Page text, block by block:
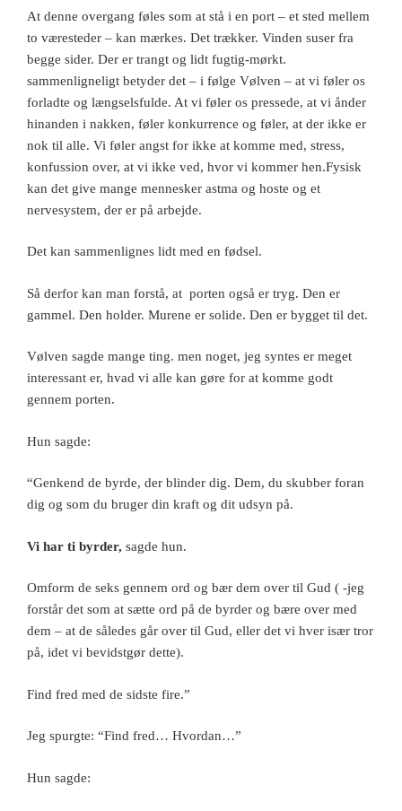
At denne overgang føles som at stå i en port – et sted mellem
to væresteder – kan mærkes. Det trækker. Vinden suser fra
begge sider. Der er trangt og lidt fugtig-mørkt.
sammenligneligt betyder det – i følge Vølven – at vi føler os
forladte og længselsfulde. At vi føler os pressede, at vi ånder
hinanden i nakken, føler konkurrence og føler, at der ikke er
nok til alle. Vi føler angst for ikke at komme med, stress,
konfussion over, at vi ikke ved, hvor vi kommer hen.Fysisk
kan det give mange mennesker astma og hoste og et
nervesystem, der er på arbejde.
Det kan sammenlignes lidt med en fødsel.
Så derfor kan man forstå, at porten også er tryg. Den er
gammel. Den holder. Murene er solide. Den er bygget til det.
Vølven sagde mange ting. men noget, jeg syntes er meget
interessant er, hvad vi alle kan gøre for at komme godt
gennem porten.
Hun sagde:
“Genkend de byrde, der blinder dig. Dem, du skubber foran
dig og som du bruger din kraft og dit udsyn på.
Vi har ti byrder, sagde hun.
Omform de seks gennem ord og bær dem over til Gud ( -jeg
forstår det som at sætte ord på de byrder og bære over med
dem – at de således går over til Gud, eller det vi hver især tror
på, idet vi bevidstgør dette).
Find fred med de sidste fire.”
Jeg spurgte: “Find fred… Hvordan…”
Hun sagde: